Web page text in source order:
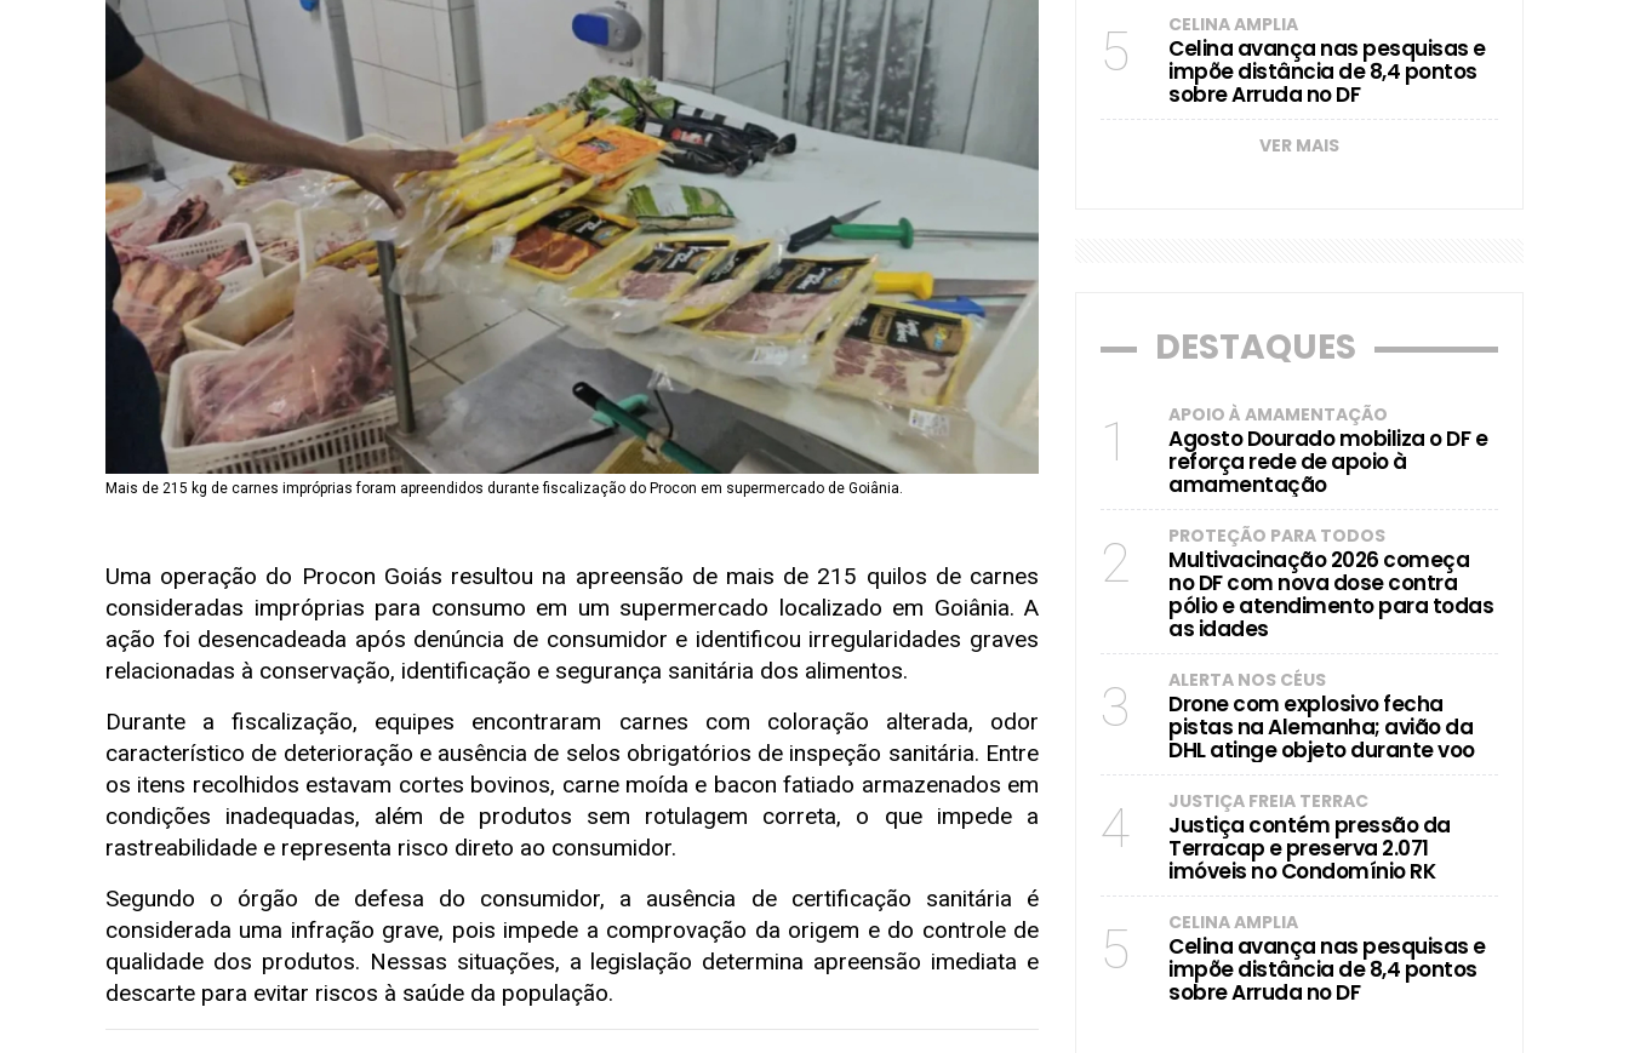
Mais de 215 kg de carnes impróprias foram apreendidos durante fiscalização do Procon em supermercado de Goiânia.
Uma operação do Procon Goiás resultou na apreensão de mais de 215 quilos de carnes
consideradas impróprias para consumo em um supermercado localizado em Goiânia. A
ação foi desencadeada após denúncia de consumidor e identificou irregularidades graves
relacionadas à conservação, identificação e segurança sanitária dos alimentos.
Durante a fiscalização, equipes encontraram carnes com coloração alterada, odor
característico de deterioração e ausência de selos obrigatórios de inspeção sanitária. Entre
os itens recolhidos estavam cortes bovinos, carne moída e bacon fatiado armazenados em
condições inadequadas, além de produtos sem rotulagem correta, o que impede a
rastreabilidade e representa risco direto ao consumidor.
Segundo o órgão de defesa do consumidor, a ausência de certificação sanitária é
considerada uma infração grave, pois impede a comprovação da origem e do controle de
qualidade dos produtos. Nessas situações, a legislação determina apreensão imediata e
descarte para evitar riscos à saúde da população.
5 CELINA AMPLIA
Celina avança nas pesquisas e
impõe distância de 8,4 pontos
sobre Arruda no DF
VER MAIS
DESTAQUES
1 APOIO À AMAMENTAÇÃO
Agosto Dourado mobiliza o DF e
reforça rede de apoio à
amamentação
2 PROTEÇÃO PARA TODOS
Multivacinação 2026 começa
no DF com nova dose contra
pólio e atendimento para todas
as idades
3 ALERTA NOS CÉUS
Drone com explosivo fecha
pistas na Alemanha; avião da
DHL atinge objeto durante voo
4 JUSTIÇA FREIA TERRAC
Justiça contém pressão da
Terracap e preserva 2.071
imóveis no Condomínio RK
5 CELINA AMPLIA
Celina avança nas pesquisas e
impõe distância de 8,4 pontos
sobre Arruda no DF